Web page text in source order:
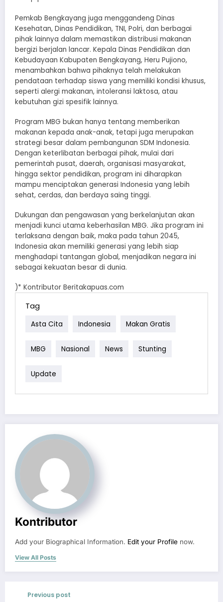
Pemkab Bengkayang juga menggandeng Dinas
Kesehatan, Dinas Pendidikan, TNI, Polri, dan berbagai
pihak lainnya dalam memastikan distribusi makanan
bergizi berjalan lancar. Kepala Dinas Pendidikan dan
Kebudayaan Kabupaten Bengkayang, Heru Pujiono,
menambahkan bahwa pihaknya telah melakukan
pendataan terhadap siswa yang memiliki kondisi khusus,
seperti alergi makanan, intoleransi laktosa, atau
kebutuhan gizi spesifik lainnya.
Program MBG bukan hanya tentang memberikan
makanan kepada anak-anak, tetapi juga merupakan
strategi besar dalam pembangunan SDM Indonesia.
Dengan keterlibatan berbagai pihak, mulai dari
pemerintah pusat, daerah, organisasi masyarakat,
hingga sektor pendidikan, program ini diharapkan
mampu menciptakan generasi Indonesia yang lebih
sehat, cerdas, dan berdaya saing tinggi.
Dukungan dan pengawasan yang berkelanjutan akan
menjadi kunci utama keberhasilan MBG. Jika program ini
terlaksana dengan baik, maka pada tahun 2045,
Indonesia akan memiliki generasi yang lebih siap
menghadapi tantangan global, menjadikan negara ini
sebagai kekuatan besar di dunia.
)* Kontributor Beritakapuas.com
Tag
Asta Cita Indonesia Makan Gratis
MBG Nasional News Stunting
Update
Kontributor
Add your Biographical Information. Edit your Profile now.
View All Posts
Previous post